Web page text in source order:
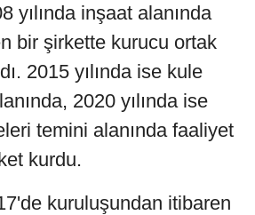
yılında inşaat alanında
bir şirkette kurucu ortak
2015 yılında ise kule
2020 yılında ise
temini alanında faaliyet
kurdu.
kuruluşundan itibaren